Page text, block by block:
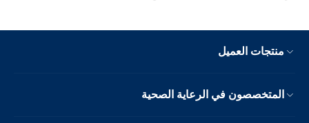
منتجات العميل
المتخصصون في الرعاية الصحية